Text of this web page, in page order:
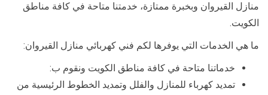
منازل القيروان وبخبرة ممتازة، خدمتنا متاحة في كافة مناطق
الكويت.
ما هي الخدمات التي يوفرها لكم فني كهربائي منازل القيروان:
خدماتنا متاحة في كافة مناطق الكويت ونقوم ب:
تمديد كهرباء للمنازل والفلل وتمديد الخطوط الرئيسية من